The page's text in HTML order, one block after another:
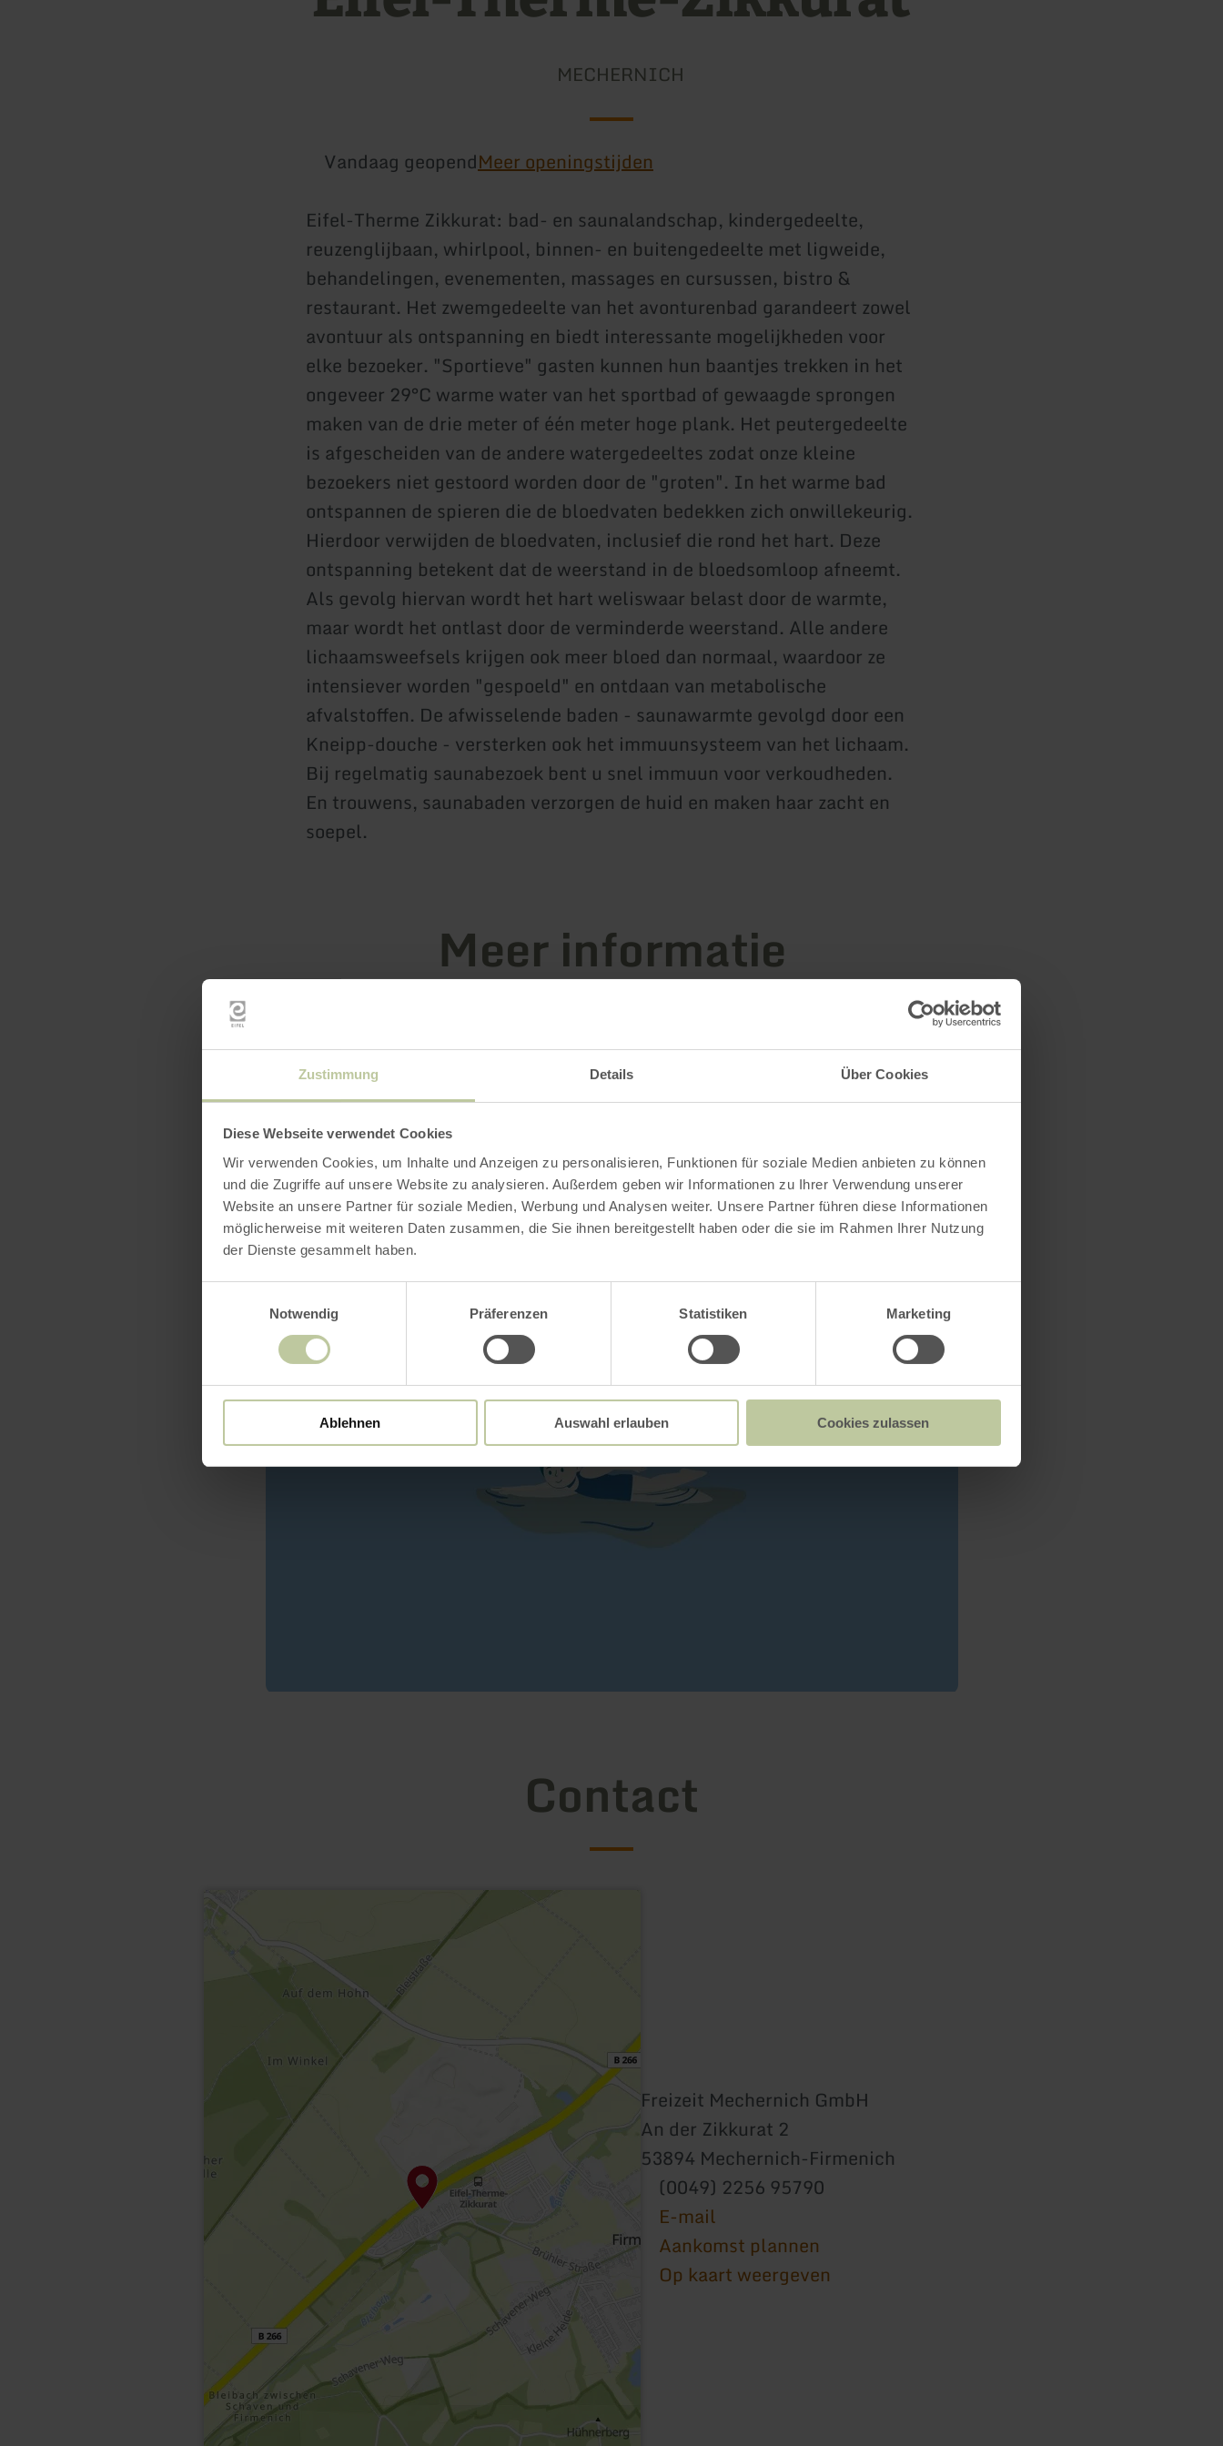
Zustimmung Details Über Cookies
Diese Webseite verwendet Cookies
Wir verwenden Cookies, um Inhalte und Anzeigen zu personalisieren, Funktionen für soziale Medien anbieten zu können
und die Zugriffe auf unsere Website zu analysieren. Außerdem geben wir Informationen zu Ihrer Verwendung unserer
Website an unsere Partner für soziale Medien, Werbung und Analysen weiter. Unsere Partner führen diese Informationen
möglicherweise mit weiteren Daten zusammen, die Sie ihnen bereitgestellt haben oder die sie im Rahmen Ihrer Nutzung
der Dienste gesammelt haben.
Notwendig
Präferenzen Statistiken Marketing
Ablehnen Auswahl erlauben Cookies zulassen
MECHERNICH
Vandaag geopendMeer openingstijden
Eifel-Therme Zikkurat: bad- en saunalandschap, kindergedeelte,
reuzenglijbaan, whirlpool, binnen- en buitengedeelte met ligweide,
behandelingen, evenementen, massages en cursussen, bistro &
restaurant. Het zwemgedeelte van het avonturenbad garandeert zowel
avontuur als ontspanning en biedt interessante mogelijkheden voor
elke bezoeker. "Sportieve" gasten kunnen hun baantjes trekken in het
ongeveer 29°C warme water van het sportbad of gewaagde sprongen
maken van de drie meter of één meter hoge plank. Het peutergedeelte
is afgescheiden van de andere watergedeeltes zodat onze kleine
bezoekers niet gestoord worden door de "groten". In het warme bad
ontspannen de spieren die de bloedvaten bedekken zich onwillekeurig.
Hierdoor verwijden de bloedvaten, inclusief die rond het hart. Deze
ontspanning betekent dat de weerstand in de bloedsomloop afneemt.
Als gevolg hiervan wordt het hart weliswaar belast door de warmte,
maar wordt het ontlast door de verminderde weerstand. Alle andere
lichaamsweefsels krijgen ook meer bloed dan normaal, waardoor ze
intensiever worden "gespoeld" en ontdaan van metabolische
afvalstoffen. De afwisselende baden - saunawarmte gevolgd door een
Kneipp-douche - versterken ook het immuunsysteem van het lichaam.
Bij regelmatig saunabezoek bent u snel immuun voor verkoudheden.
En trouwens, saunabaden verzorgen de huid en maken haar zacht en
soepel.
Meer informatie
Openingstijden
Impressies
Contact
Freizeit Mechernich GmbH
An der Zikkurat 2
53894 Mechernich-Firmenich
(0049) 2256 95790
E-mail
Aankomst plannen
Op kaart weergeven